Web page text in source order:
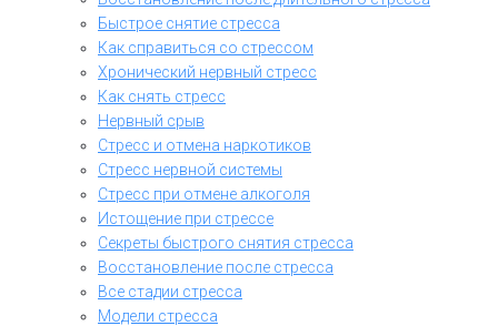
Быстрое снятие стресса
Как справиться со стрессом
Хронический нервный стресс
Как снять стресс
Нервный срыв
Стресс и отмена наркотиков
Стресс нервной системы
Стресс при отмене алкоголя
Истощение при стрессе
Секреты быстрого снятия стресса
Восстановление после стресса
Все стадии стресса
Модели стресса